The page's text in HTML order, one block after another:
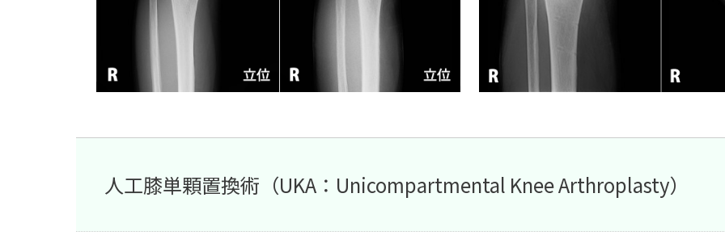
人工膝単顆置換術（UKA：Unicompartmental Knee Arthroplasty）